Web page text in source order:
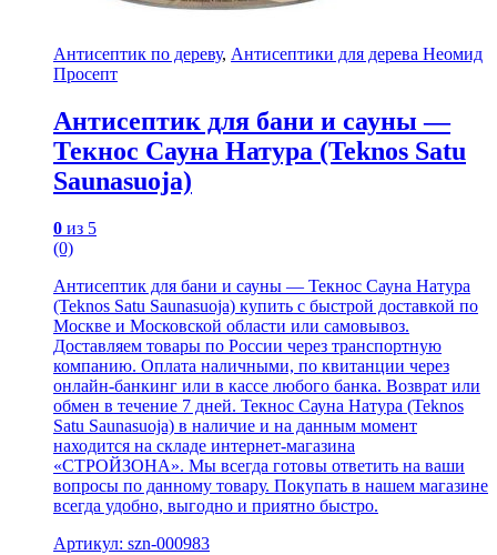
Антисептик по дереву, Антисептики для дерева Неомид
Просепт
Антисептик для бани и сауны —
Текнос Сауна Натура (Teknos Satu
Saunasuoja)
0 из 5
(0)
Антисептик для бани и сауны — Текнос Сауна Натура
(Teknos Satu Saunasuoja) купить с быстрой доставкой по
Москве и Московской области или самовывоз.
Доставляем товары по России через транспортную
компанию. Оплата наличными, по квитанции через
онлайн-банкинг или в кассе любого банка. Возврат или
обмен в течение 7 дней. Текнос Сауна Натура (Teknos
Satu Saunasuoja) в наличие и на данным момент
находится на складе интернет-магазина
«СТРОЙЗОНА». Мы всегда готовы ответить на ваши
вопросы по данному товару. Покупать в нашем магазине
всегда удобно, выгодно и приятно быстро.
Артикул: szn-000983